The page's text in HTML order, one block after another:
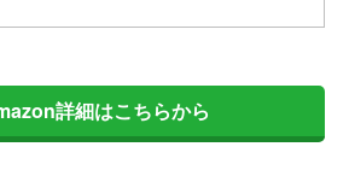
詳細はこちらから